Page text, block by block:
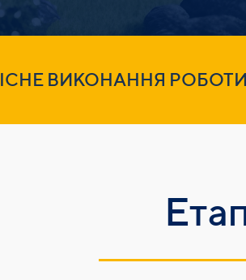
ВИКОНАННЯ РОБОТИ